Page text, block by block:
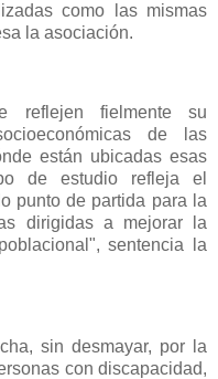
como las mismas
la asociación.
reflejen fielmente su
de las
están ubicadas esas
de estudio refleja el
punto de partida para la
dirigidas a mejorar la
sentencia la
sin desmayar, por la
con discapacidad,